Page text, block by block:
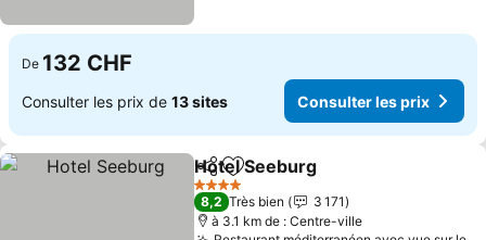
De 132 CHF
Consulter les prix de 13 sites Consulter les prix
PartagerAjouter à mes favoris
Hotel Seeburg
4 Étoiles
8,2 Très bien
3 171
à 3.1 km de : Centre-ville